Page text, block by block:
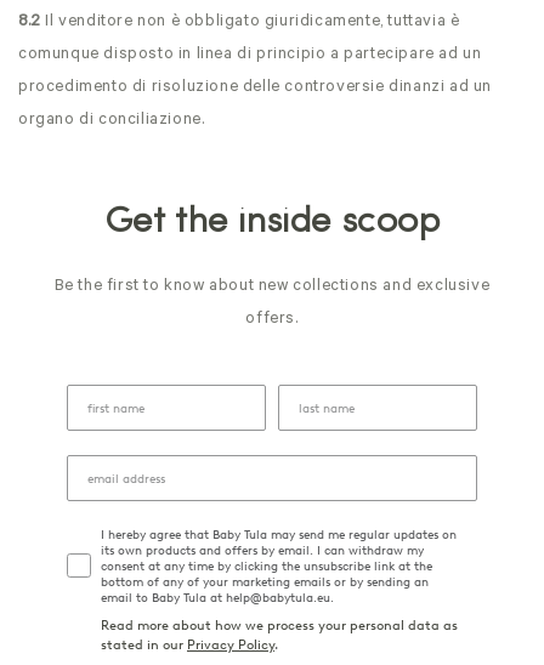
8.2 Il venditore non è obbligato giuridicamente, tuttavia è
comunque disposto in linea di principio a partecipare ad un
procedimento di risoluzione delle controversie dinanzi ad un
organo di conciliazione.
Get the inside scoop
Be the first to know about new collections and exclusive
offers.
I hereby agree that Baby Tula may send me regular updates on
its own products and offers by email. I can withdraw my
consent at any time by clicking the unsubscribe link at the
bottom of any of your marketing emails or by sending an
email to Baby Tula at help@babytula.eu.
Read more about how we process your personal data as
stated in our Privacy Policy.